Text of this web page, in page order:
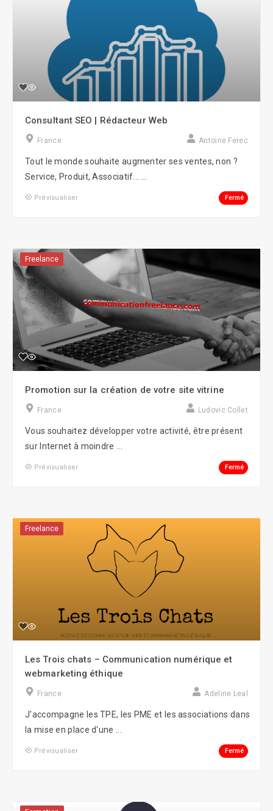
Consultant SEO | Rédacteur Web
France Antoine Ferec
Tout le monde souhaite augmenter ses ventes, non ?
Service, Produit, Associatif... ...
Prévisualiser Fermé
Freelance
Promotion sur la création de votre site vitrine
France Ludovic Collet
Vous souhaitez développer votre activité, être présent
sur Internet à moindre ...
Prévisualiser Fermé
Freelance
Les Trois chats – Communication numérique et
webmarketing éthique
France Adeline Leal
J'accompagne les TPE, les PME et les associations dans
la mise en place d'une ...
Prévisualiser Fermé